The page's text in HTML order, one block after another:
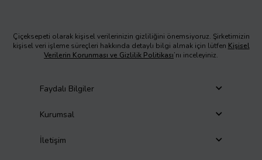
Çiçeksepeti olarak kişisel verilerinizin gizliliğini önemsiyoruz. Şirketimizin
kişisel veri işleme süreçleri hakkında detaylı bilgi almak için lütfen Kişisel
Verilerin Korunması ve Gizlilik Politikası’nı inceleyiniz.
Faydalı Bilgiler
Kurumsal
İletişim